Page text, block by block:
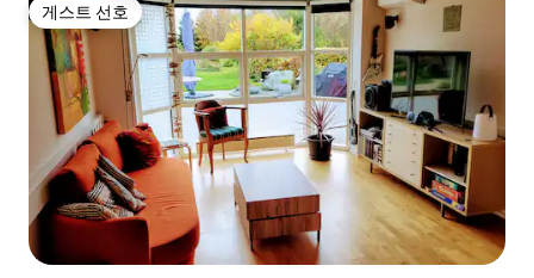
게스트 선호
게스트 선호